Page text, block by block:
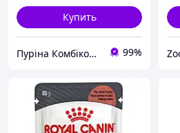
Купить
Пуріна Комбікорм 99%